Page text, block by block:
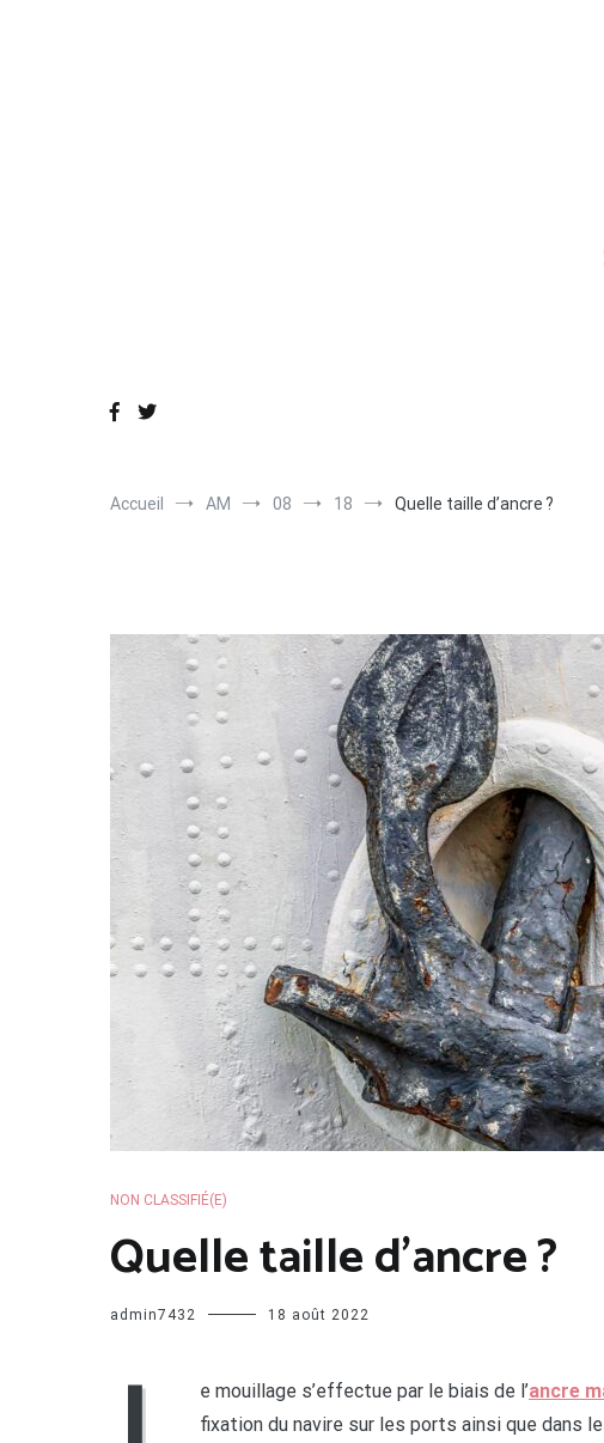
Accueil AM 08 18 Quelle taille d’ancre ?
NON CLASSIFIÉ(E)
Quelle taille d’ancre ?
admin7432 18 août 2022
e mouillage s’effectue par le biais de l’ancre
fixation du navire sur les ports ainsi que dans